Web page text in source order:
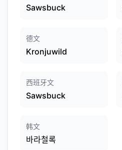
Sawsbuck
德文
Kronjuwild
西班牙文
Sawsbuck
韩文
바라철록